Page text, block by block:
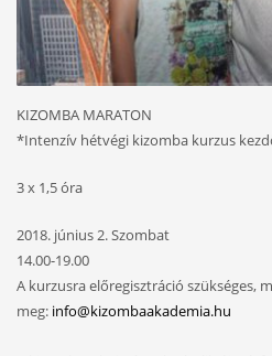
KIZOMBA MARATON
*Intenzív hétvégi kizomba kurzus
3 x 1,5 óra
2018. június 2. Szombat
14.00-19.00
A kurzusra előregisztráció szükséges,
meg: info@kizombaakademia.hu